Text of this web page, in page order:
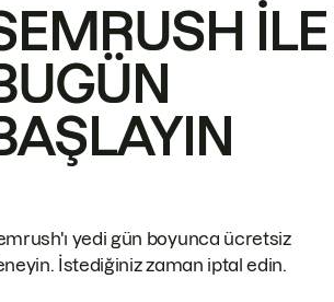
ILE
yedi gün boyunca ücretsiz
İstediğiniz zaman iptal edin.